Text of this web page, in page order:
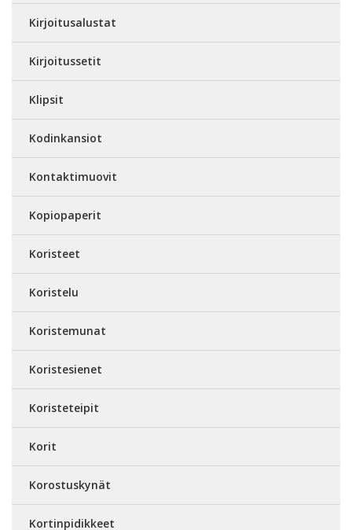
Kirjoitusalustat
Kirjoitussetit
Klipsit
Kodinkansiot
Kontaktimuovit
Kopiopaperit
Koristeet
Koristelu
Koristemunat
Koristesienet
Koristeteipit
Korit
Korostuskynät
Kortinpidikkeet